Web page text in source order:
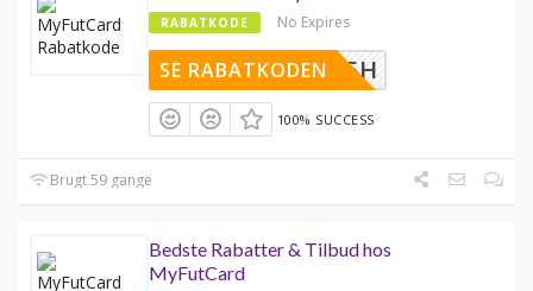
RABATKODE No Expires
NQZZ7T5H
SE RABATKODEN
100% SUCCESS
Brugt 59 gange
Bedste Rabatter & Tilbud hos
MyFutCard